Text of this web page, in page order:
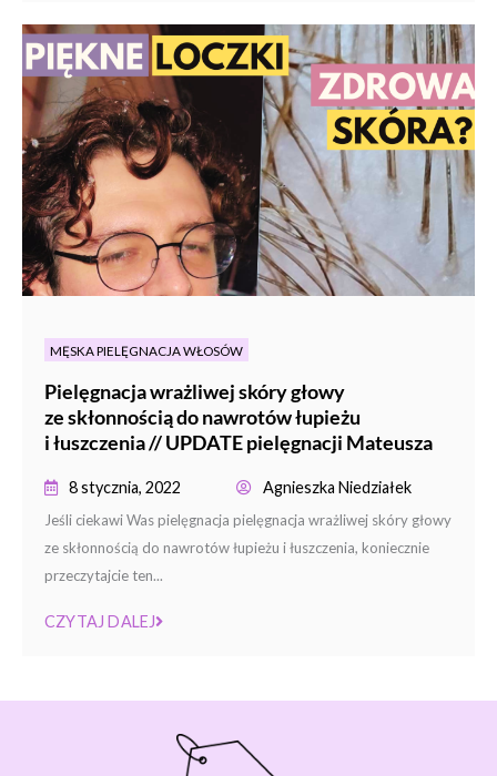
MĘSKA PIELĘGNACJA WŁOSÓW
Pielęgnacja wrażliwej skóry głowy
ze skłonnością do nawrotów łupieżu
i łuszczenia // UPDATE pielęgnacji Mateusza
8 stycznia, 2022 Agnieszka Niedziałek
Jeśli ciekawi Was pielęgnacja pielęgnacja wrażliwej skóry głowy
ze skłonnością do nawrotów łupieżu i łuszczenia, koniecznie
przeczytajcie ten...
CZYTAJ DALEJ